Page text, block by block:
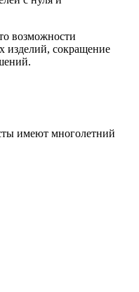
возможности
изделий, сокращение
имеют многолетний